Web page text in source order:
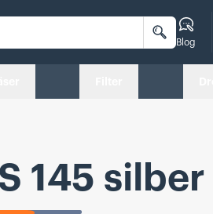
Suche
Blog
145 silber